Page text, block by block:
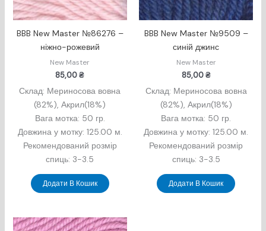
BBB New Master №86276 –
ніжно-рожевий
New Master
85,00₴
Склад: Мериносова вовна
(82%), Акрил(18%)
Вага мотка: 50 гр.
Довжина у мотку: 125.00 м.
Рекомендований розмір
спиць: 3-3.5
Додати В Кошик
BBB New Master №9509 –
синій джинс
New Master
85,00₴
Склад: Мериносова вовна
(82%), Акрил(18%)
Вага мотка: 50 гр.
Довжина у мотку: 125.00 м.
Рекомендований розмір
спиць: 3-3.5
Додати В Кошик